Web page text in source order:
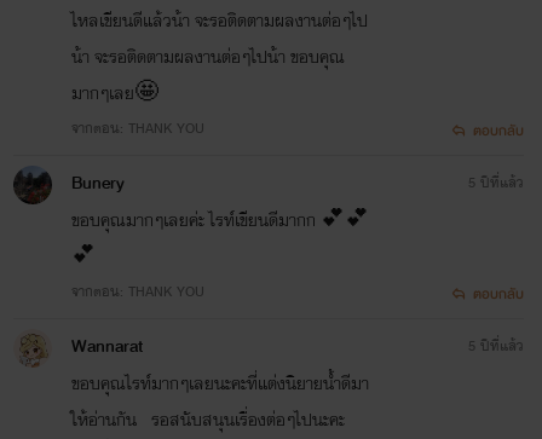
ไหลเขียนดีแล้วน้า จะรอติดตามผลงานต่อๆไป
น้า จะรอติดตามผลงานต่อๆไปน้า ขอบคุณ
มากๆเลย🤩
จากตอน: THANK YOU ตอบกลับ
Bunery
ขอบคุณมากๆเลยค่ะ ไรท์เขียนดีมากก 💕💕
💕
จากตอน: THANK YOU
5 ปีที่แล้ว
ตอบกลับ
Wannarat
ขอบคุณไรท์มากๆเลยนะคะที่แต่งนิยายน้ำดีมา
ให้อ่านกัน​ รอสนับสนุนเรื่องต่อๆไปนะคะ
5 ปีที่แล้ว